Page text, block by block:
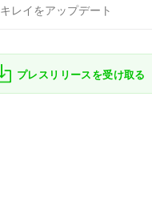
キレイをアップデート
プレスリリースを受け取る